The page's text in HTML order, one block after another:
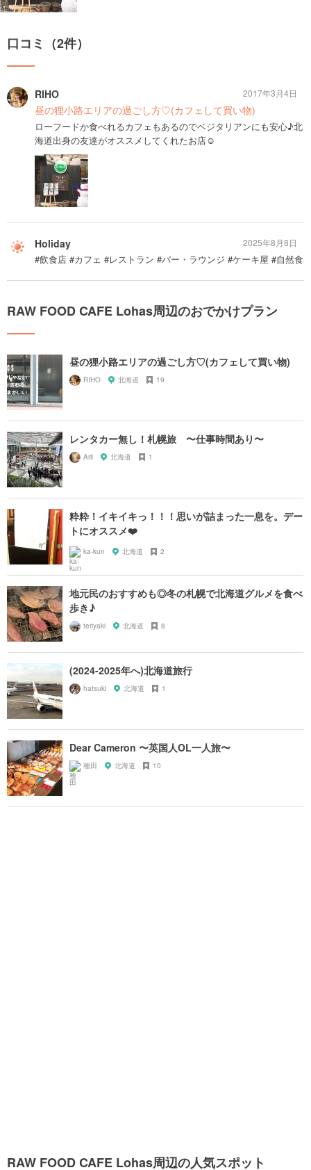
口コミ（2件）
RIHO
昼の狸小路エリアの過ごし方♡(カフェして買い物)
ローフードか食べれるカフェもあるのでベジタリアンにも安心♪北
海道出身の友達がオススメしてくれたお店☺️
2017年3月4日
Holiday
#飲食店 #カフェ #レストラン #バー・ラウンジ #ケーキ屋 #自然食
2025年8月8日
RAW FOOD CAFE Lohas周辺のおでかけプラン
昼の狸小路エリアの過ごし方♡(カフェして買い物)
RIHO 北海道 19
レンタカー無し！札幌旅 〜仕事時間あり〜
Arii 北海道 1
粋粋！イキイキっ！！！思いが詰まった一息を。デー
トにオススメ❤️
ka-kun 北海道 2
地元民のおすすめも◎冬の札幌で北海道グルメを食べ
歩き♪
teriyaki 北海道 8
(2024-2025年へ)北海道旅行
hatsuki 北海道 1
Dear Cameron 〜英国人OL一人旅〜
種田 北海道 10
RAW FOOD CAFE Lohas周辺の人気スポット